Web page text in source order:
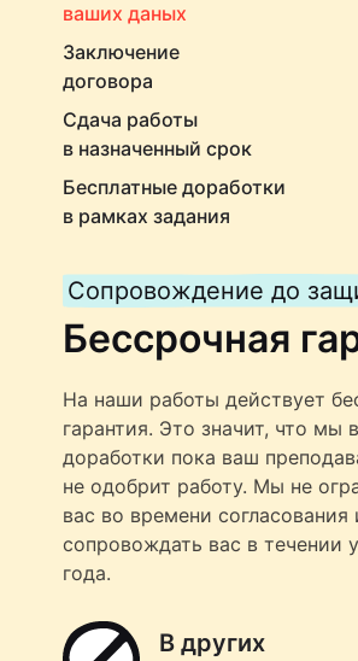
ваших даных
Заключение
договора
Сдача работы
в назначенный срок
Бесплатные доработки
в рамках задания
Сопровождение до
Бессрочная
На наши работы действует
гарантия. Это значит, что мы
доработки пока ваш
не одобрит работу. Мы не
вас во времени согласования
сопровождать вас в течении
года.
В других